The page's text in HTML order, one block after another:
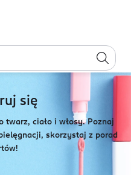
się
twarz, ciało i włosy. Poznaj
skorzystaj z porad